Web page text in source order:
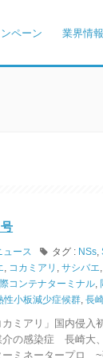
ペーン 業界情報
ュース タグ : NSs ,
コカミアリ ,サシバエ
コンテナターミナル
性小板減少症候群 ,長
ミアリ」国内侵入
の感染症 長崎大
ミネータープロ ~